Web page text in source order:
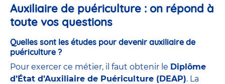
Auxiliaire de puériculture : on répond à
toute vos questions
Quelles sont les études pour devenir auxiliaire de
puériculture ?
Pour exercer ce métier, il faut obtenir le Diplôme
d’État d’Auxiliaire de Puériculture (DEAP). La